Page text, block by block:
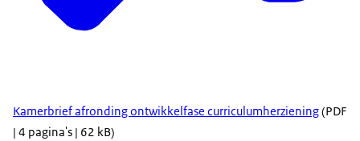
Kamerbrief afronding ontwikkelfase curriculumherziening(PDF
| 4 pagina's | 62 kB)